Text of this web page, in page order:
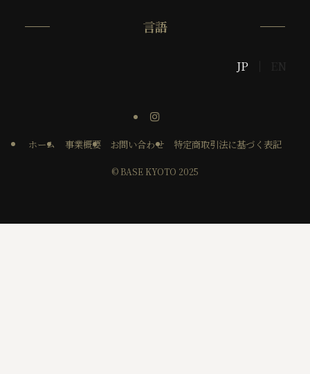
言語
JP
ホーム 事業概要 お問い合わせ 特定商取引法に基づく表記
© BASE KYOTO 2025